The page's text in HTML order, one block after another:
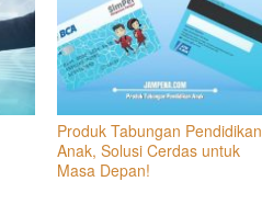
Produk Tabungan Pendidikan
Anak, Solusi Cerdas untuk
Masa Depan!